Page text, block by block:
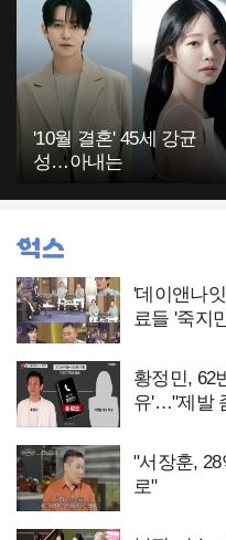
'10월 결혼' 45세 강균
성…아내는
'데이앤나
료들 '죽지
황정민, 62
유'…"제발
"서장훈,
로"